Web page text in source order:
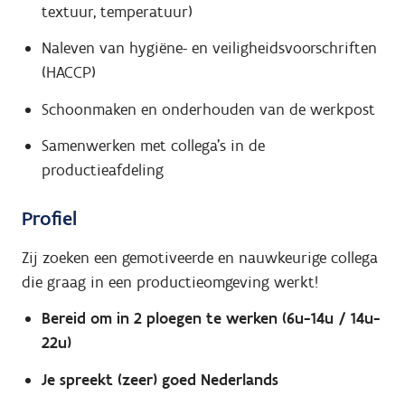
textuur, temperatuur)
Naleven van hygiëne- en veiligheidsvoorschriften
(HACCP)
Schoonmaken en onderhouden van de werkpost
Samenwerken met collega's in de
productieafdeling
Profiel
Zij zoeken een gemotiveerde en nauwkeurige collega
die graag in een productieomgeving werkt!
Bereid om in 2 ploegen te werken (6u-14u / 14u-
22u)
Je spreekt (zeer) goed Nederlands